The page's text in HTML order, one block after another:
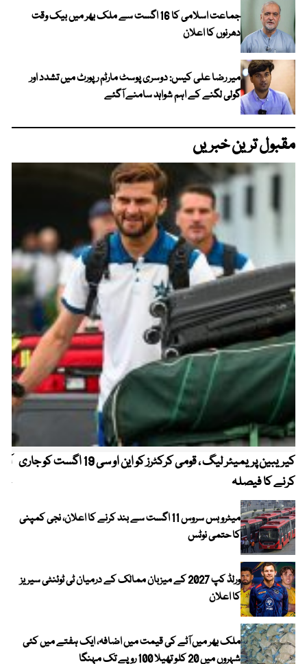
جماعت اسلامی کا 16 اگست سے ملک بھر میں بیک وقت
دھرنوں کا اعلان
میر رضا علی کیس: دوسری پوسٹ مارٹم رپورٹ میں تشدد اور
گولی لگنے کے اہم شواہد سامنے آگئے
مقبول ترین خبریں
کیریبین پریمیئر لیگ ، قومی کرکٹرز کو این او سی 19 اگست کو جاری
کرنے کا فیصلہ
میٹرو بس سروس 11 اگست سے بند کرنے کا اعلان، نجی کمپنی
کا حتمی نوٹس
ورلڈ کپ 2027 کے میزبان ممالک کے درمیان ٹی ٹوئنٹی سیریز
کا اعلان
ملک بھر میں آٹے کی قیمت میں اضافہ، ایک ہفتے میں کئی
شہروں میں 20 کلو تھیلا 100 روپے تک مہنگا